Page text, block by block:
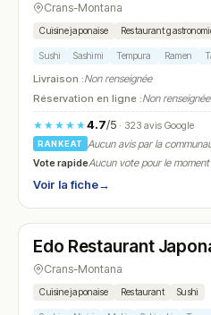
Crans-Montana
Cuisine japonaise Restaurant
Sushi Sashimi Tempura Ramen
Livraison :Non renseignée
Réservation en ligne :Non renseignée
★★★★★4.7/5· 323 avis Google
RANKEAT
Aucun avis par la
Vote rapideAucun vote pour le moment
Voir la fiche→
N° 9
Edo Restaurant
Crans-Montana
Cuisine japonaise Restaurant Sushi